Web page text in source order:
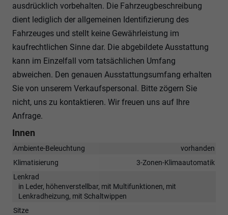
ausdrücklich vorbehalten. Die Fahrzeugbeschreibung
dient lediglich der allgemeinen Identifizierung des
Fahrzeuges und stellt keine Gewährleistung im
kaufrechtlichen Sinne dar. Die abgebildete Ausstattung
kann im Einzelfall vom tatsächlichen Umfang
abweichen. Den genauen Ausstattungsumfang erhalten
Sie von unserem Verkaufspersonal. Bitte zögern Sie
nicht, uns zu kontaktieren. Wir freuen uns auf Ihre
Anfrage.
Innen
Ambiente-Beleuchtung
vorhanden
Klimatisierung
3-Zonen-Klimaautomatik
Lenkrad
in Leder, höhenverstellbar, mit Multifunktionen, mit
Lenkradheizung, mit Schaltwippen
Sitze